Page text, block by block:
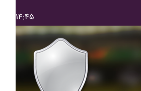
۱۴:۴۵